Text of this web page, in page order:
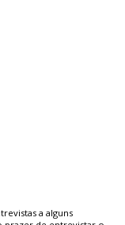
a alguns